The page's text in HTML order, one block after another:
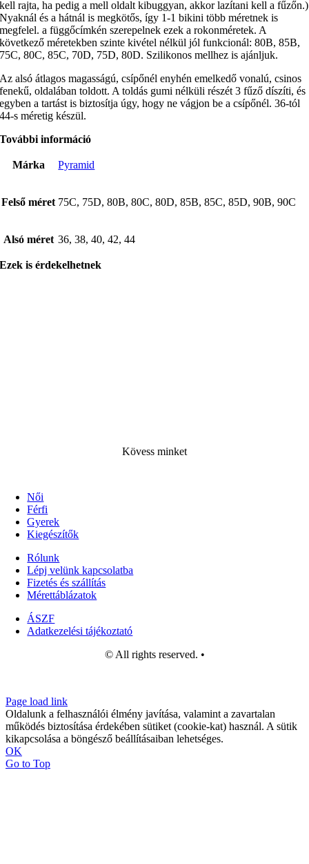
kell rajta, ha pedig a mell oldalt kibuggyan, akkor lazítani kell a fűzőn.)
Nyaknál és a hátnál is megkötős, így 1-1 bikini több méretnek is
megfelel. a függőcímkén szerepelnek ezek a rokonméretek. A
következő méretekben szinte kivétel nélkül jól funkcionál: 80B, 85B,
75C, 80C, 85C, 70D, 75D, 80D. Szilikonos mellhez is ajánljuk.
Az alsó átlagos magasságú, csípőnél enyhén emelkedő vonalú, csinos
fenekű, oldalában toldott. A toldás gumi nélküli részét 3 fűző díszíti, és
egyben a tartást is biztosítja úgy, hogy ne vágjon be a csípőnél. 36-tól
44-s méretig készül.
További információ
Márka Pyramid
Felső méret 75C, 75D, 80B, 80C, 80D, 85B, 85C, 85D, 90B, 90C
Alsó méret 36, 38, 40, 42, 44
Ezek is érdekelhetnek
Női
Férfi
Gyerek
Kiegészítők
Rólunk
Lépj velünk kapcsolatba
ÁSZF
Adatkezelési tájékoztató
© All rights reserved. •